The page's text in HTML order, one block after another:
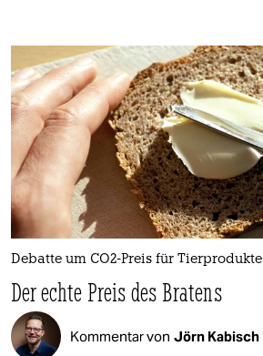
Debatte um CO2-Preis für Tierprodukte
Der echte Preis des Bratens
Kommentar von Jörn Kabisch